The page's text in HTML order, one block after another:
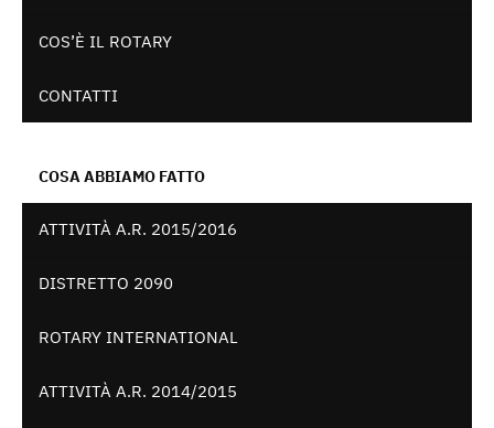
COS’È IL ROTARY
CONTATTI
COSA ABBIAMO FATTO
ATTIVITÀ A.R. 2015/2016
DISTRETTO 2090
ROTARY INTERNATIONAL
ATTIVITÀ A.R. 2014/2015